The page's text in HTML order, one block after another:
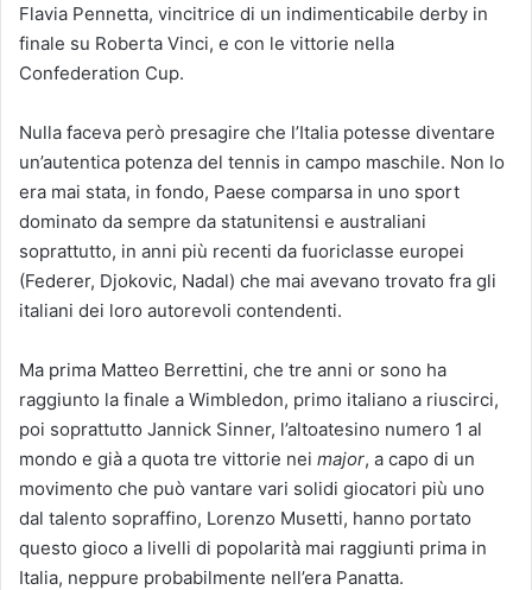
Flavia Pennetta, vincitrice di un indimenticabile derby in
finale su Roberta Vinci, e con le vittorie nella
Confederation Cup.
Nulla faceva però presagire che l’Italia potesse diventare
un’autentica potenza del tennis in campo maschile. Non lo
era mai stata, in fondo, Paese comparsa in uno sport
dominato da sempre da statunitensi e australiani
soprattutto, in anni più recenti da fuoriclasse europei
(Federer, Djokovic, Nadal) che mai avevano trovato fra gli
italiani dei loro autorevoli contendenti.
Ma prima Matteo Berrettini, che tre anni or sono ha
raggiunto la finale a Wimbledon, primo italiano a riuscirci,
poi soprattutto Jannick Sinner, l’altoatesino numero 1 al
mondo e già a quota tre vittorie nei major, a capo di un
movimento che può vantare vari solidi giocatori più uno
dal talento sopraffino, Lorenzo Musetti, hanno portato
questo gioco a livelli di popolarità mai raggiunti prima in
Italia, neppure probabilmente nell’era Panatta.